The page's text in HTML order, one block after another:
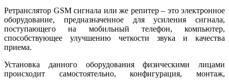
Ретранслятор GSM сигнала или же репитер – это электронное
оборудование, предназначенное для усиления сигнала,
поступающего на мобильный телефон, компьютер,
способствующее улучшению четкости звука и качества
приема.
Установка данного оборудования физическими лицами
происходит самостоятельно, конфигурация, монтаж,